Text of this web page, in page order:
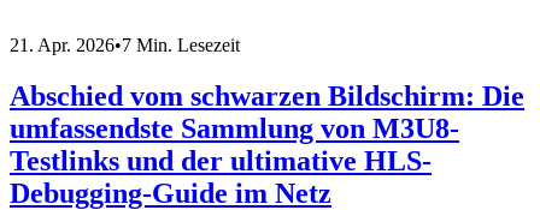
21. Apr. 2026•7 Min. Lesezeit
Abschied vom schwarzen Bildschirm: Die
umfassendste Sammlung von M3U8-
Testlinks und der ultimative HLS-
Debugging-Guide im Netz